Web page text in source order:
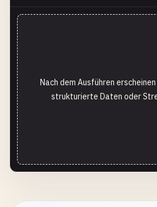
Nach dem Ausführen
strukturierte Daten oder